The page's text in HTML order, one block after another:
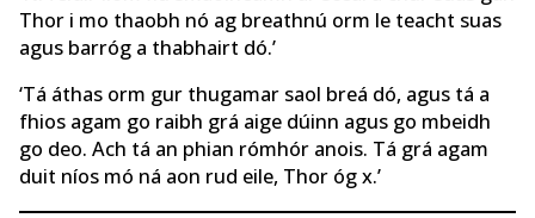
Thor i mo thaobh nó ag breathnú orm le teacht suas
agus barróg a thabhairt dó.’
‘Tá áthas orm gur thugamar saol breá dó, agus tá a
fhios agam go raibh grá aige dúinn agus go mbeidh
go deo. Ach tá an phian rómhór anois. Tá grá agam
duit níos mó ná aon rud eile, Thor óg x.’